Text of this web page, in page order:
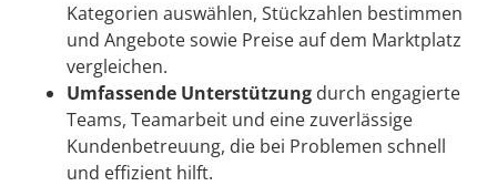
Kategorien auswählen, Stückzahlen bestimmen
und Angebote sowie Preise auf dem Marktplatz
vergleichen.
Umfassende Unterstützung durch engagierte
Teams, Teamarbeit und eine zuverlässige
Kundenbetreuung, die bei Problemen schnell
und effizient hilft.